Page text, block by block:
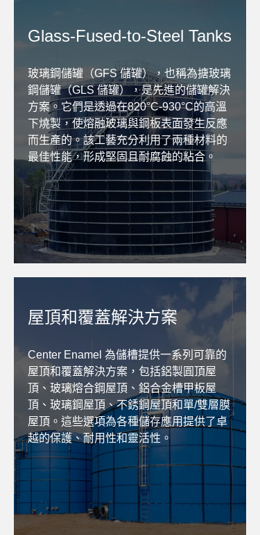
Glass-Fused-to-Steel Tanks
玻璃鋼儲罐（GFS 儲罐），也稱為搪玻璃
鋼儲罐（GLS 儲罐），是先進的儲罐解決
方案。它們是透過在820°C-930°C的高溫
下燒製，使熔融玻璃與鋼板表面發生反應
而生產的。該工藝充分利用了兩種材料的
最佳性能，形成堅固且耐腐蝕的粘合。
屋頂和覆蓋解決方案
Center Enamel 為儲槽提供一系列可靠的
屋頂和覆蓋解決方案，包括鋁製圓頂屋
頂、玻璃熔合鋼屋頂、鋁合金槽甲板屋
頂、玻璃鋼屋頂、不銹鋼屋頂和單/雙層膜
屋頂。這些選項為各種儲存應用提供了卓
越的保護、耐用性和靈活性。